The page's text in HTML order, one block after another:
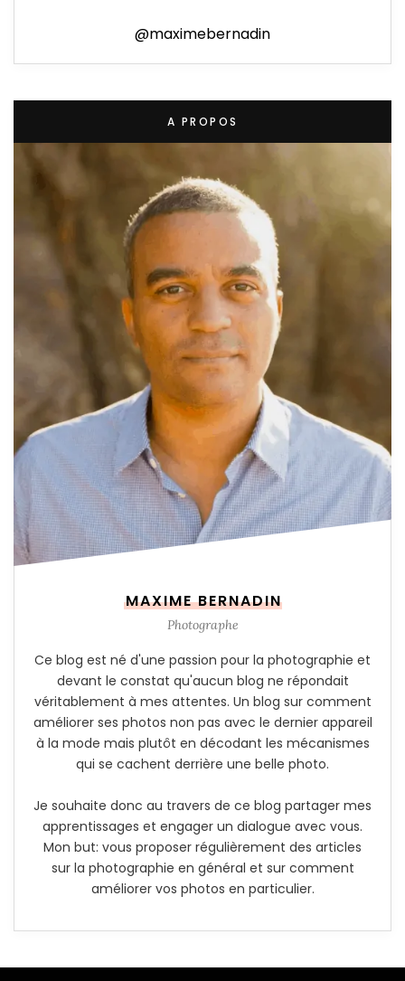
@maximebernadin
A PROPOS
MAXIME BERNADIN
Photographe
Ce blog est né d'une passion pour la photographie et
devant le constat qu'aucun blog ne répondait
véritablement à mes attentes. Un blog sur comment
améliorer ses photos non pas avec le dernier appareil
à la mode mais plutôt en décodant les mécanismes
qui se cachent derrière une belle photo.
Je souhaite donc au travers de ce blog partager mes
apprentissages et engager un dialogue avec vous.
Mon but: vous proposer régulièrement des articles
sur la photographie en général et sur comment
améliorer vos photos en particulier.